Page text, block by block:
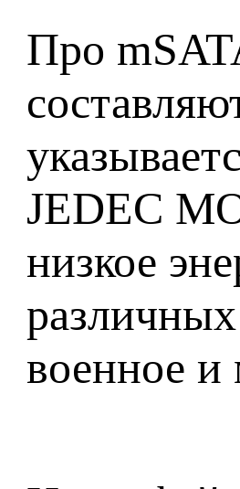
Про
JEDEC
низкое
военное и